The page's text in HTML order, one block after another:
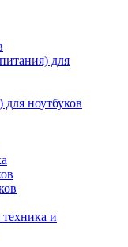
для
ноутбуков
и